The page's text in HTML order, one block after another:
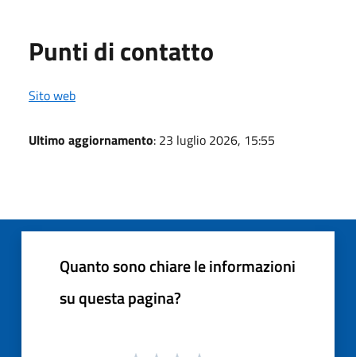
Punti di contatto
Sito web
Ultimo aggiornamento: 23 luglio 2026, 15:55
Quanto sono chiare le informazioni
su questa pagina?